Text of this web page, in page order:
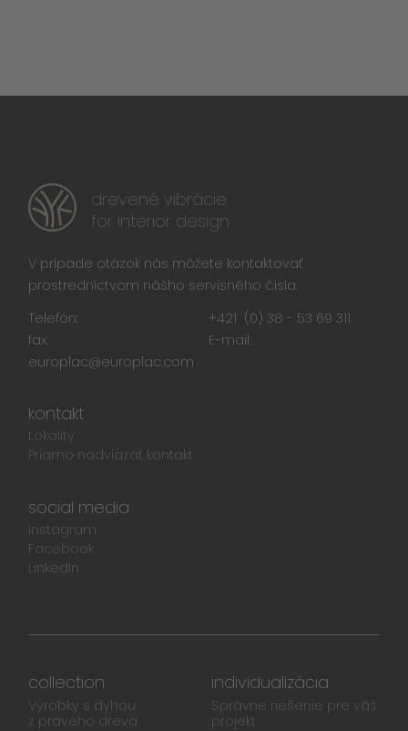
drevené vibrácie
for interior design
V prípade otázok nás môžete kontaktovať
prostredníctvom nášho servisného čísla.
Telefón:
+421 (0) 38 - 53 69 311
fax:
E-mail:
europlac@europlac.com
kontakt
Lokality
Priamo nadviazať kontakt
social media
Instagram
Facebook
LinkedIn
collection
Výrobky s dyhou
z pravého dreva
individualizácia
Správne riešenie pre váš
projekt